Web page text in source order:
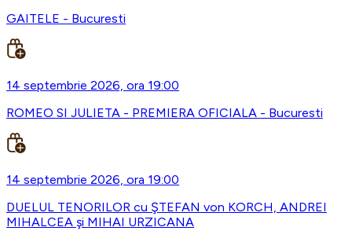
GAITELE - Bucuresti
14 septembrie 2026, ora 19:00
ROMEO SI JULIETA - PREMIERA OFICIALA - Bucuresti
14 septembrie 2026, ora 19:00
DUELUL TENORILOR cu ŞTEFAN von KORCH, ANDREI
MIHALCEA şi MIHAI URZICANA